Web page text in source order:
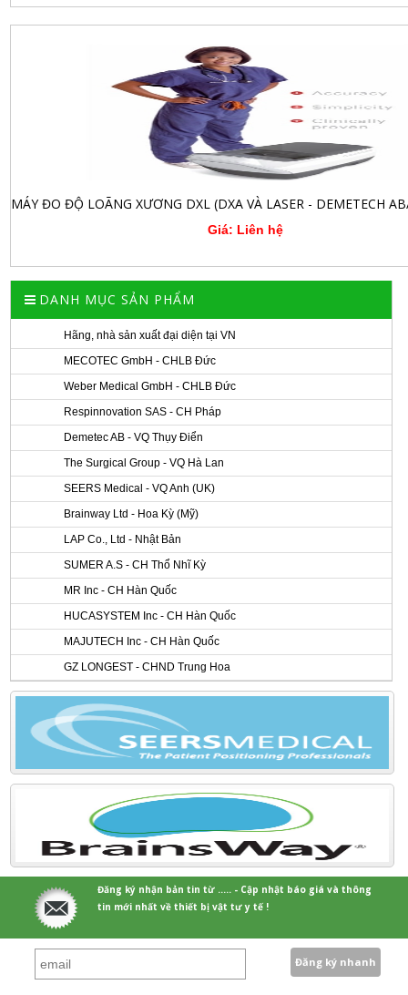
Giá: Liên hệ
DANH MỤC SẢN PHẨM
Hãng, nhà sản xuất đại diện tại VN
MECOTEC GmbH - CHLB Đức
Weber Medical GmbH - CHLB Đức
Respinnovation SAS - CH Pháp
Demetec AB - VQ Thụy Điển
The Surgical Group - VQ Hà Lan
SEERS Medical - VQ Anh (UK)
Brainway Ltd - Hoa Kỳ (Mỹ)
LAP Co., Ltd - Nhật Bản
SUMER A.S - CH Thổ Nhĩ Kỳ
MR Inc - CH Hàn Quốc
HUCASYSTEM Inc - CH Hàn Quốc
MAJUTECH Inc - CH Hàn Quốc
GZ LONGEST - CHND Trung Hoa
Đăng ký nhận bản tin từ ..... - Cập nhật báo giá và thông
tin mới nhất về thiết bị vật tư y tế !